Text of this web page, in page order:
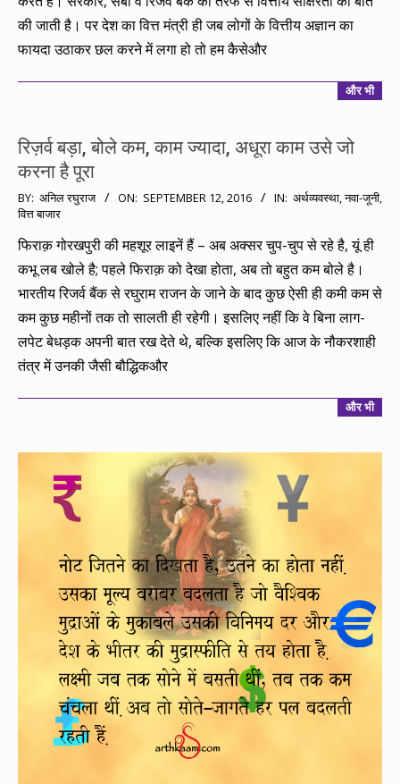
की जाती है। पर देश का वित्त मंत्री ही जब लोगों के वित्तीय अज्ञान का
फायदा उठाकर छल करने में लगा हो तो हम कैसेऔर
और भी
रिज़र्व बड़ा, बोले कम, काम ज्यादा, अधूरा काम उसे जो
करना है पूरा
2016-
09-
12
BY: अनिल रघुराज ON: SEPTEMBER 12, 2016 IN: अर्थव्यवस्था,नवा-जूनी,
वित्त बाजार
फिराक़ गोरखपुरी की महशूर लाइनें हैं – अब अक्सर चुप-चुप से रहे है, यूं ही
कभू लब खोले है; पहले फिराक़ को देखा होता, अब तो बहुत कम बोले है।
भारतीय रिजर्व बैंक से रघुराम राजन के जाने के बाद कुछ ऐसी ही कमी कम से
कम कुछ महीनों तक तो सालती ही रहेगी। इसलिए नहीं कि वे बिना लाग-
लपेट बेधड़क अपनी बात रख देते थे, बल्कि इसलिए कि आज के नौकरशाही
तंत्र में उनकी जैसी बौद्धिकऔर
और भी